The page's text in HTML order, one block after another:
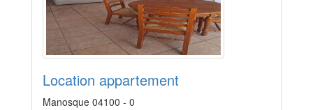
Location appartement
Manosque 04100 - 0